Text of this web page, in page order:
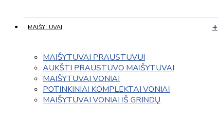
MAIŠYTUVAI
MAIŠYTUVAI PRAUSTUVUI
AUKŠTI PRAUSTUVO MAIŠYTUVAI
MAIŠYTUVAI VONIAI
POTINKINIAI KOMPLEKTAI VONIAI
MAIŠYTUVAI VONIAI IŠ GRINDŲ